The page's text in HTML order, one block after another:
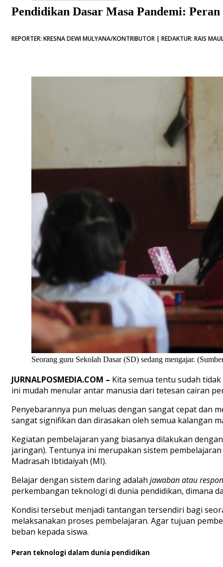
Pendidikan Dasar Masa Pandemi:
REPORTER: KRESNA DEWI MULYANA/KONTRIBUTOR | REDAKTUR: RAIS
Seorang guru Sekolah Dasar (SD) sedang mengajar.
JURNALPOSMEDIA.COM – Kita semua tentu sudah
ini mudah menular antar manusia dari tetesan cairan
Penyebarannya pun meluas dengan sangat cepat dan
sangat signifikan dan dirasakan oleh semua kalangan
Kegiatan pembelajaran yang biasanya dilakukan
jaringan). Tentunya ini merupakan sistem
Madrasah Ibtidaiyah (MI).
Belajar dengan sistem daring adalah jawaban atau
perkembangan teknologi di dunia pendidikan, dimana
Kondisi tersebut menjadi tantangan tersendiri bagi
melaksanakan proses pembelajaran. Agar tujuan
beban kepada siswa.
Peran teknologi dalam dunia pendidikan